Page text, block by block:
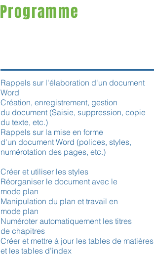
Programme
Rappels sur l'élaboration d'un document
Word
Création, enregistrement, gestion
du document (Saisie, suppression, copie
du texte, etc.)
Rappels sur la mise en forme
d'un document Word (polices, styles,
numérotation des pages, etc.)
Créer et utiliser les styles
Réorganiser le document avec le
mode plan
Manipulation du plan et travail en
mode plan
Numéroter automatiquement les titres
de chapitres
Créer et mettre à jour les tables de matières
et les tables d’index